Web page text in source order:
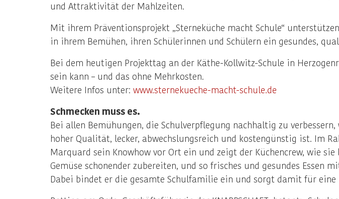
und Attraktivität der Mahlzeiten.
Mit ihrem Präventionsprojekt „Sterneküche macht Schule“
in ihrem Bemühen, ihren Schülerinnen und Schülern ein gesundes,
Bei dem heutigen Projekttag an der Käthe-Kollwitz-Schule in
sein kann – und das ohne Mehrkosten.
Weitere Infos unter: www.sternekueche-macht-schule.de
Schmecken muss es.
Bei allen Bemühungen, die Schulverpflegung nachhaltig zu
hoher Qualität, lecker, abwechslungsreich und kostengünstig ist. Im
Marquard sein Knowhow vor Ort ein und zeigt der Küchencrew, wie
Gemüse schonender zubereiten, und so frisches und gesundes Essen
Dabei bindet er die gesamte Schulfamilie ein und sorgt damit für eine